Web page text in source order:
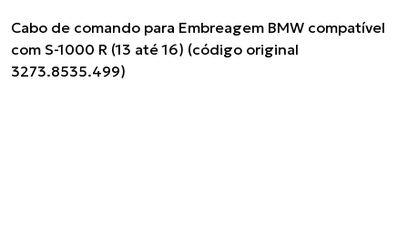
Cabo de comando para Embreagem BMW compatível
com S-1000 R (13 até 16) (código original
3273.8535.499)